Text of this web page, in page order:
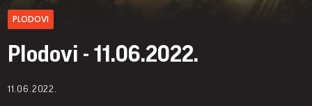
PLODOVI
Plodovi - 11.06.2022.
11.06.2022.